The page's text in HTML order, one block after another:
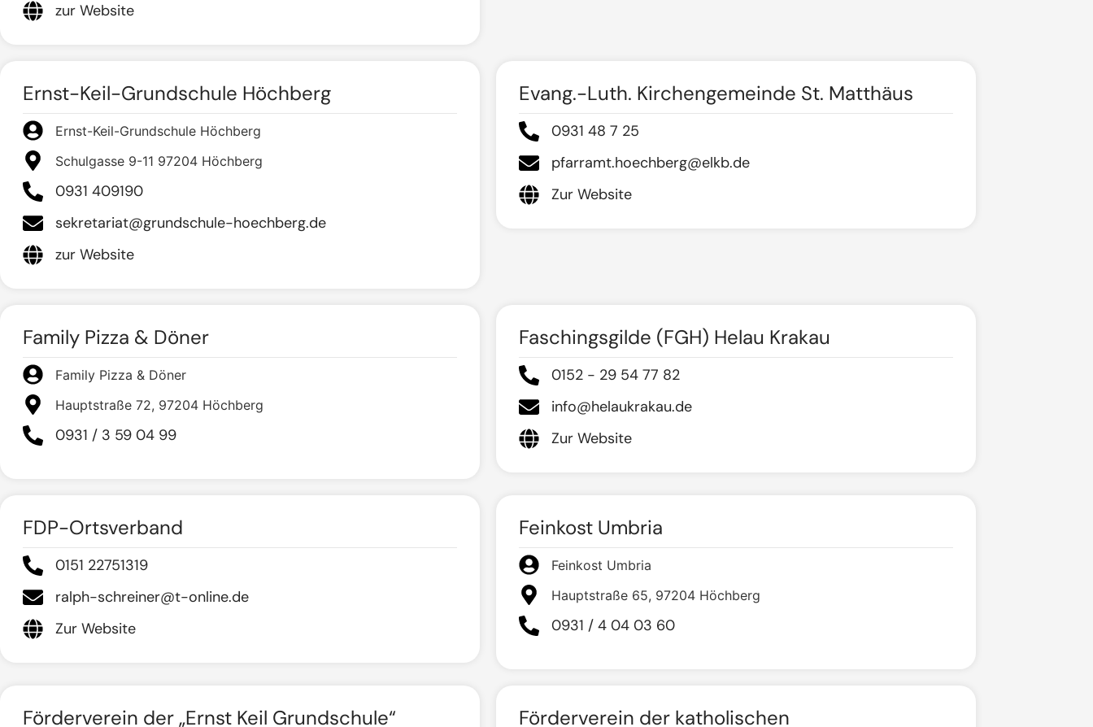
zur Website
Ernst-Keil-Grundschule Höchberg
Ernst-Keil-Grundschule Höchberg
Schulgasse 9-11 97204 Höchberg
0931 409190
sekretariat@grundschule-hoechberg.de
zur Website
Evang.-Luth. Kirchengemeinde St. Matthäus
0931 48 7 25
pfarramt.hoechberg@elkb.de
Zur Website
Family Pizza & Döner
Family Pizza & Döner
Hauptstraße 72, 97204 Höchberg
0931 / 3 59 04 99
Faschingsgilde (FGH) Helau Krakau
0152 - 29 54 77 82
info@helaukrakau.de
Zur Website
FDP-Ortsverband
0151 22751319
ralph-schreiner@t-online.de
Zur Website
Feinkost Umbria
Feinkost Umbria
Hauptstraße 65, 97204 Höchberg
0931 / 4 04 03 60
Förderverein der „Ernst Keil Grundschule“ Förderverein der katholischen